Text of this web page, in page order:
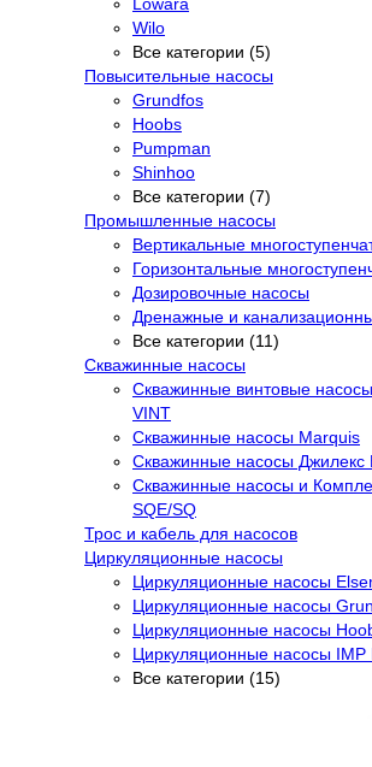
Wilo
Все категории (5)
Повысительные насосы
Grundfos
Hoobs
Pumpman
Shinhoo
Все категории (7)
Промышленные насосы
Вертикальные
Горизонтальные
Дозировочные насосы
Дренажные и
Все категории (11)
Скважинные насосы
Скважинные винтовые
VINT
Скважинные насосы Marquis
Скважинные насосы Джилекс
Скважинные насосы и
SQE/SQ
Трос и кабель для насосов
Циркуляционные насосы
Циркуляционные насосы
Циркуляционные насосы
Циркуляционные насосы
Циркуляционные насосы IMP
Все категории (15)